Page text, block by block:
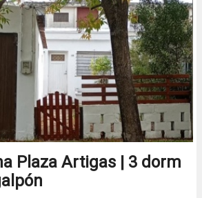
Plaza Artigas | 3 dorm